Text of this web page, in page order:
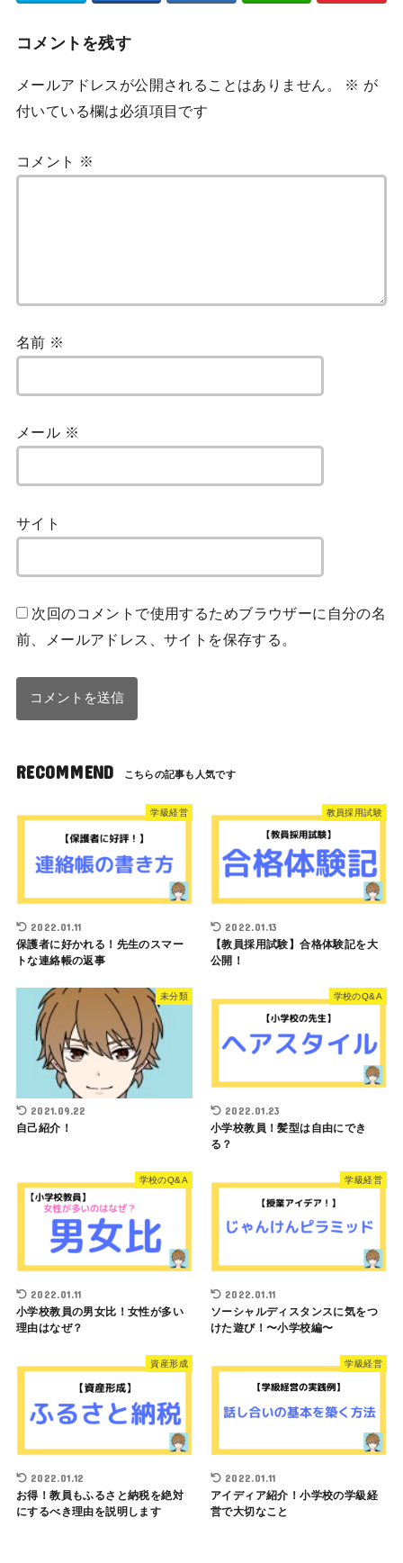
コメントを残す
メールアドレスが公開されることはありません。 ※ が
付いている欄は必須項目です
コメント ※
名前 ※
メール ※
サイト
次回のコメントで使用するためブラウザーに自分の名
前、メールアドレス、サイトを保存する。
RECOMMEND
学級経営
2022.01.11
保護者に好かれる！先生のスマー
トな連絡帳の返事
教員採用試験
2022.01.13
【教員採用試験】合格体験記を大
公開！
未分類
2021.09.22
自己紹介！
学校のQ&A
2022.01.23
小学校教員！髪型は自由にでき
る？
学校のQ&A
2022.01.11
小学校教員の男女比！女性が多い
理由はなぜ？
学級経営
2022.01.11
ソーシャルディスタンスに気をつ
けた遊び！〜小学校編〜
資産形成
2022.01.12
お得！教員もふるさと納税を絶対
にするべき理由を説明します
学級経営
2022.01.11
アイディア紹介！小学校の学級経
営で大切なこと